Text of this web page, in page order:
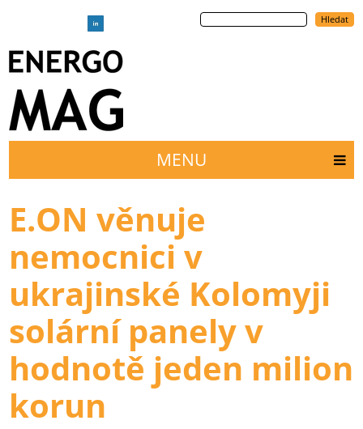
Hledat
menu
MENU
E.ON věnuje
nemocnici v
ukrajinské Kolomyji
solární panely v
hodnotě jeden milion
korun